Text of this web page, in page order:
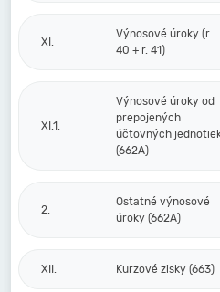
XI.
Výnosové úroky (r.
40 + r. 41)
XI.1.
Výnosové úroky od
prepojených
účtovných
(662A)
2.
Ostatné výnosové
úroky (662A)
XII. Kurzové zisky (663)